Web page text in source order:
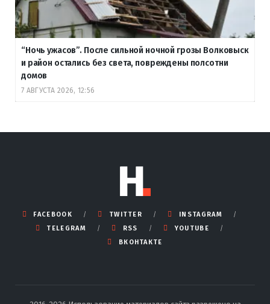
“Ночь ужасов”. После сильной ночной грозы Волковыск
и район остались без света, повреждены полсотни
домов
7 АВГУСТА 2026, 12:56
FACEBOOK TWITTER
INSTAGRAM
TELEGRAM
RSS
YOUTUBE
ВКОНТАКТЕ